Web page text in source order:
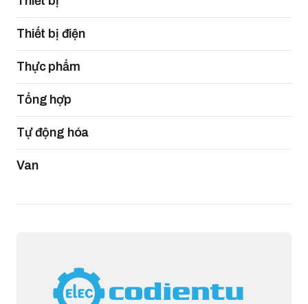
Thiết bị điện
Thực phẩm
Tổng hợp
Tự động hóa
Van